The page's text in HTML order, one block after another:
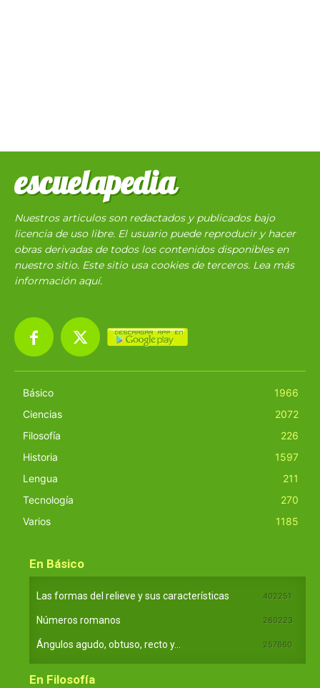
escuelapedia
Nuestros articulos son redactados y publicados bajo
licencia de uso libre. El usuario puede reproducir y hacer
obras derivadas de todos los contenidos disponibles en
nuestro sitio. Este sitio usa cookies de terceros. Lea más
información aquí.
Básico
1966
Ciencias
2072
Filosofía
226
Historia
1597
Lengua
211
Tecnología
270
Varios
1185
En Básico
Las formas del relieve y sus características 402251
Números romanos 260223
Ángulos agudo, obtuso, recto y... 257660
En Filosofía